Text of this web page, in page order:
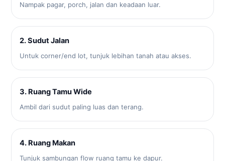
Nampak pagar, porch, jalan dan keadaan luar.
2. Sudut Jalan
Untuk corner/end lot, tunjuk lebihan tanah atau akses.
3. Ruang Tamu Wide
Ambil dari sudut paling luas dan terang.
4. Ruang Makan
Tunjuk sambungan flow ruang tamu ke dapur.